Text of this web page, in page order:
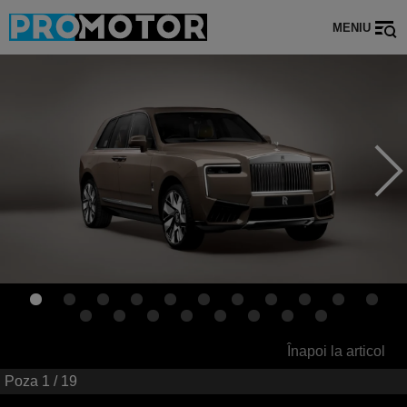
MENIU
Înapoi la articol
Poza 1 / 19